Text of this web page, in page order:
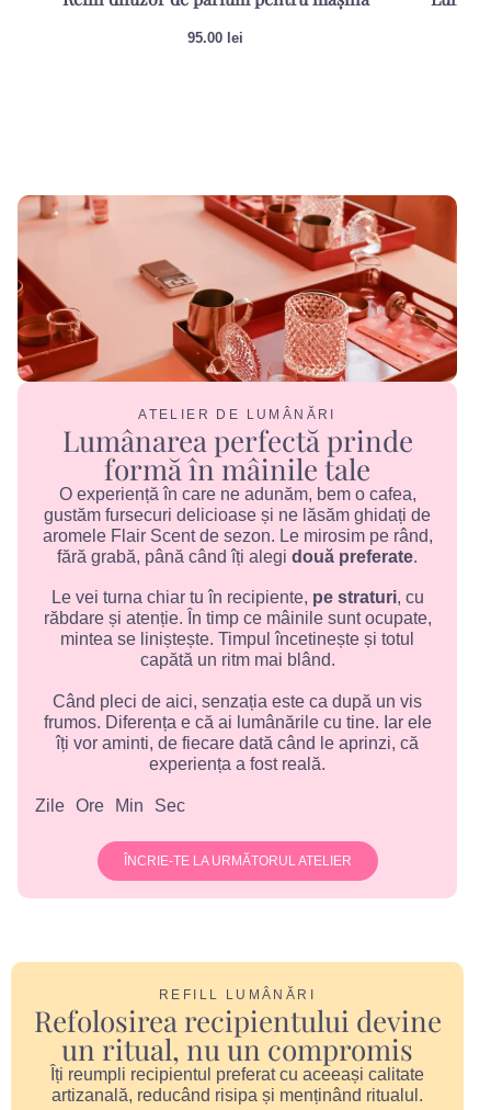
95.00 lei
ATELIER DE LUMÂNĂRI
Lumânarea perfectă prinde
formă în mâinile tale
O experiență în care ne adunăm, bem o cafea,
gustăm fursecuri delicioase și ne lăsăm ghidați de
aromele Flair Scent de sezon. Le mirosim pe rând,
fără grabă, până când îți alegi două preferate.
Le vei turna chiar tu în recipiente, pe straturi, cu
răbdare și atenție. În timp ce mâinile sunt ocupate,
mintea se liniștește. Timpul încetinește și totul
capătă un ritm mai blând.
Când pleci de aici, senzația este ca după un vis
frumos. Diferența e că ai lumânările cu tine. Iar ele
îți vor aminti, de fiecare dată când le aprinzi, că
experiența a fost reală.
Zile Ore Min Sec
ÎNCRIE-TE LA URMĂTORUL ATELIER
REFILL LUMÂNĂRI
Refolosirea recipientului devine
un ritual, nu un compromis
Îți reumpli recipientul preferat cu aceeași calitate
artizanală, reducând risipa și menținând ritualul.